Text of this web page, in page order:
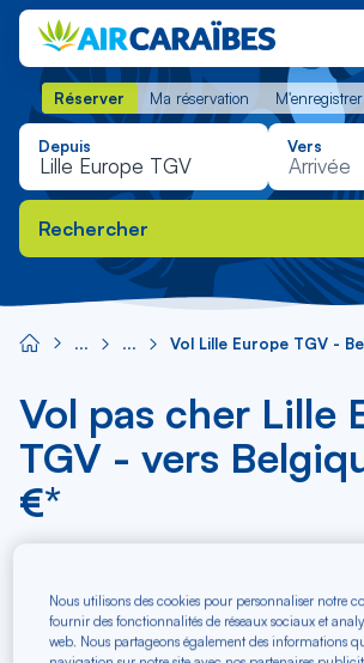
Réserver Ma réservation
Réserver Ma réservation M'enregistrer
Depuis Vers
Rechercher
Vol Lille Europe TGV -
Vol pas cher Lille
TGV - vers
€*
Depuis
Lille Europe TGV
Nous utilisons des cookies pour personnaliser notre
fournir des fonctionnalités de réseaux sociaux et
web. Nous partageons également des informations